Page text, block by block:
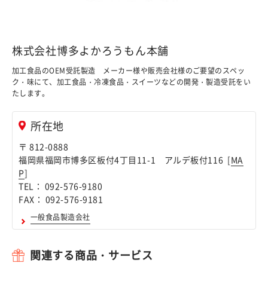
株式会社博多よかろうもん本舗
加工食品のOEM受託製造 メーカー様や販売会社様のご要望のスペッ
ク・味にて、加工食品・冷凍食品・スイーツなどの開発・製造受託をい
たします。
所在地
〒 812-0888
福岡県福岡市博多区板付4丁目11-1 アルデ板付116 [MA
P]
TEL： 092-576-9180
FAX： 092-576-9181
一般食品製造会社
関連する商品・サービス